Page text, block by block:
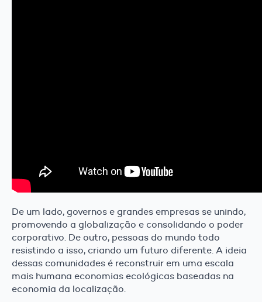
De um lado, governos e grandes empresas se unindo,
promovendo a globalização e consolidando o poder
corporativo. De outro, pessoas do mundo todo
resistindo a isso, criando um futuro diferente. A ideia
dessas comunidades é reconstruir em uma escala
mais humana economias ecológicas baseadas na
economia da localização.